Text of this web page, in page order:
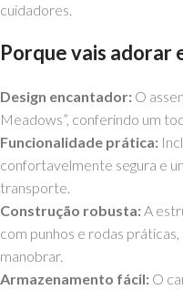
cuidadores.
Porque vais adorar
Design encantador: O
Meadows”, conferindo um
Funcionalidade prática:
confortavelmente segura e
transporte.
Construção robusta:A
com punhos e rodas
manobrar.
Armazenamento fácil: O